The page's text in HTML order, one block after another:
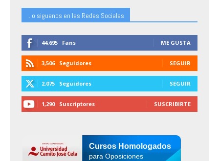
...o siguenos en las Redes Sociales
44,695 Fans ME GUSTA
3,506 Seguidores SEGUIR
2,075 Seguidores SEGUIR
1,290 Suscriptores SUSCRIBIRTE
Cursos Homologados
para Oposiciones